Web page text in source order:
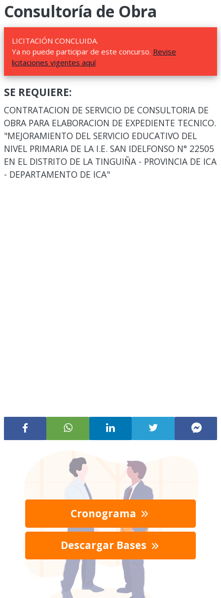
Consultoría de Obra
LICITACIÓN CONCLUIDA.
Ya no puede participar de este concurso. Revise
licitaciones vigentes aquí
SE REQUIERE:
CONTRATACION DE SERVICIO DE CONSULTORIA DE
OBRA PARA ELABORACION DE EXPEDIENTE TECNICO.
"MEJORAMIENTO DEL SERVICIO EDUCATIVO DEL
NIVEL PRIMARIA DE LA I.E. SAN IDELFONSO N° 22505
EN EL DISTRITO DE LA TINGUIÑA - PROVINCIA DE ICA
- DEPARTAMENTO DE ICA"
Cronograma
Descargar Bases